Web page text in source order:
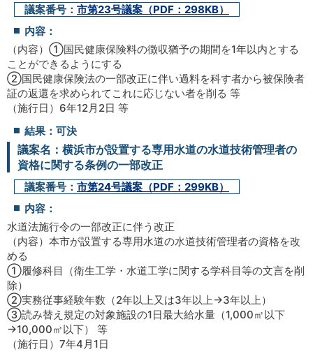
議案番号： 市第23号議案（PDF：298KB）
内容：
（内容）①国民健康保険料の徴収猶予の期間を1年以内とする
ことができるようにする
②国民健康保険法の一部改正に伴い過料を科す者から被保険者
証の返還を求められてこれに応じない者を削る 等
（施行日）6年12月2日 等
結果：可決
議案名：横浜市が設置する専用水道の水道技術管理者の
資格に関する条例の一部改正
議案番号： 市第24号議案（PDF：299KB）
内容：
水道法施行令の一部改正に伴う改正
（内容）本市が設置する専用水道の水道技術管理者の資格を改
める
①履修科目（衛生工学・水道工学に関する学科目等の文言を削
除）
②実務従事経験年数（2年以上又は3年以上→3年以上）
③読み替え規定の対象施設の1日最大給水量（1,000㎥以下
→10,000㎥以下） 等
（施行日）7年4月1日